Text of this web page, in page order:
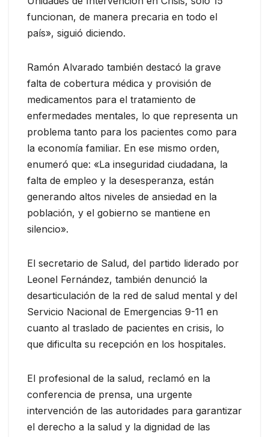
funcionan, de manera precaria en todo el
país», siguió diciendo.
Ramón Alvarado también destacó la grave
falta de cobertura médica y provisión de
medicamentos para el tratamiento de
enfermedades mentales, lo que representa un
problema tanto para los pacientes como para
la economía familiar. En ese mismo orden,
enumeró que: «La inseguridad ciudadana, la
falta de empleo y la desesperanza, están
generando altos niveles de ansiedad en la
población, y el gobierno se mantiene en
silencio».
El secretario de Salud, del partido liderado por
Leonel Fernández, también denunció la
desarticulación de la red de salud mental y del
Servicio Nacional de Emergencias 9-11 en
cuanto al traslado de pacientes en crisis, lo
que dificulta su recepción en los hospitales.
El profesional de la salud, reclamó en la
conferencia de prensa, una urgente
intervención de las autoridades para garantizar
el derecho a la salud y la dignidad de las